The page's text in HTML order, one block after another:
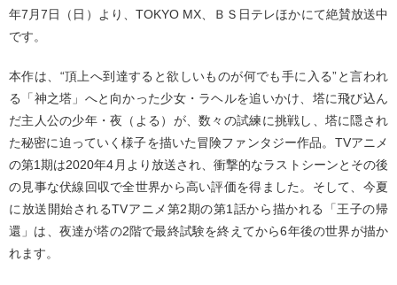
年7⽉7⽇（⽇）より、TOKYO MX、ＢＳ⽇テレほかにて絶賛放送中
です。
本作は、“頂上へ到達すると欲しいものが何でも⼿に⼊る”と⾔われ
る「神之塔」へと向かった少⼥・ラヘルを追いかけ、塔に⾶び込ん
だ主⼈公の少年・夜（よる）が、数々の試練に挑戦し、塔に隠され
た秘密に迫っていく様⼦を描いた冒険ファンタジー作品。TVアニメ
の第1期は2020年4⽉より放送され、衝撃的なラストシーンとその後
の⾒事な伏線回収で全世界から⾼い評価を得ました。そして、今夏
に放送開始されるTVアニメ第2期の第1話から描かれる「王⼦の帰
還」は、夜達が塔の2階で最終試験を終えてから6年後の世界が描か
れます。